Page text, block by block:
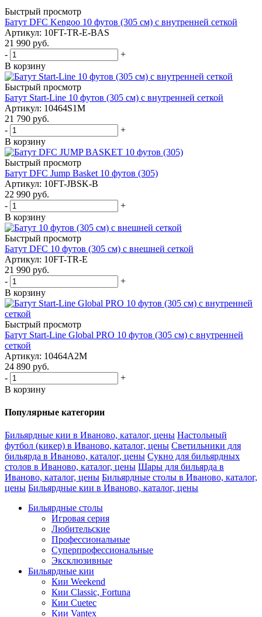
Быстрый просмотр
Батут DFC Kengoo 10 футов (305 см) с внутренней сеткой
Артикул: 10FT-TR-E-BAS
21 990 руб.
-
+
В корзину
Быстрый просмотр
Батут Start-Line 10 футов (305 см) с внутренней сеткой
Артикул: 10464S1M
21 790 руб.
-
+
В корзину
Быстрый просмотр
Батут DFC Jump Basket 10 футов (305)
Артикул: 10FT-JBSK-B
22 990 руб.
-
+
В корзину
Быстрый просмотр
Батут DFC 10 футов (305 см) с внешней сеткой
Артикул: 10FT-TR-E
21 990 руб.
-
+
В корзину
Быстрый просмотр
Батут Start-Line Global PRO 10 футов (305 см) с внутренней
сеткой
Артикул: 10464A2M
24 890 руб.
-
+
В корзину
Популярные категории
Бильярдные кии в Иваново, каталог, цены Настольный
футбол (кикер) в Иваново, каталог, цены Светильники для
бильярда в Иваново, каталог, цены Сукно для бильярдных
столов в Иваново, каталог, цены Шары для бильярда в
Иваново, каталог, цены Бильярдные столы в Иваново, каталог,
цены Бильярдные кии в Иваново, каталог, цены
Бильярдные столы
Игровая серия
Любительские
Профессиональные
Суперпрофессиональные
Эксклюзивные
Бильярдные кии
Кии Weekend
Кии Classic, Fortuna
Кии Cuetec
Кии Vantex